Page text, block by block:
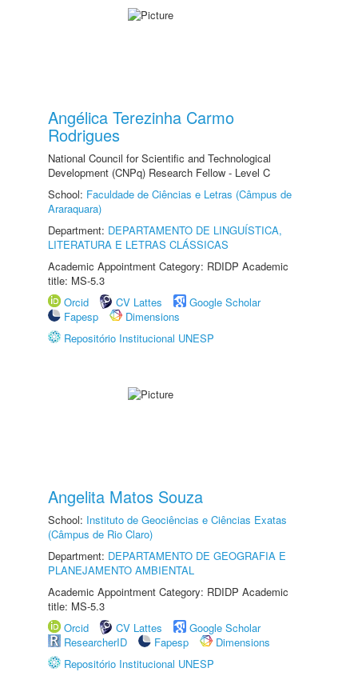
Angélica Terezinha Carmo
Rodrigues
National Council for Scientific and Technological
Development (CNPq) Research Fellow - Level C
School: Faculdade de Ciências e Letras (Câmpus de
Araraquara)
Department: DEPARTAMENTO DE LINGUÍSTICA,
LITERATURA E LETRAS CLÁSSICAS
Academic Appointment Category: RDIDP Academic
title: MS-5.3
Orcid
CV Lattes
Google Scholar
Fapesp
Dimensions
Repositório Institucional UNESP
Angelita Matos Souza
School: Instituto de Geociências e Ciências Exatas
(Câmpus de Rio Claro)
Department: DEPARTAMENTO DE GEOGRAFIA E
PLANEJAMENTO AMBIENTAL
Academic Appointment Category: RDIDP Academic
title: MS-5.3
Orcid
CV Lattes
Google Scholar
ResearcherID
Fapesp
Dimensions
Repositório Institucional UNESP